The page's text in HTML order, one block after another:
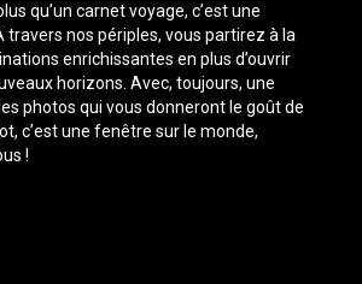
qu’un carnet voyage, c’est une
travers nos périples, vous partirez à la
enrichissantes en plus d’ouvrir
horizons. Avec, toujours, une
photos qui vous donneront le goût de
c’est une fenêtre sur le monde,
!